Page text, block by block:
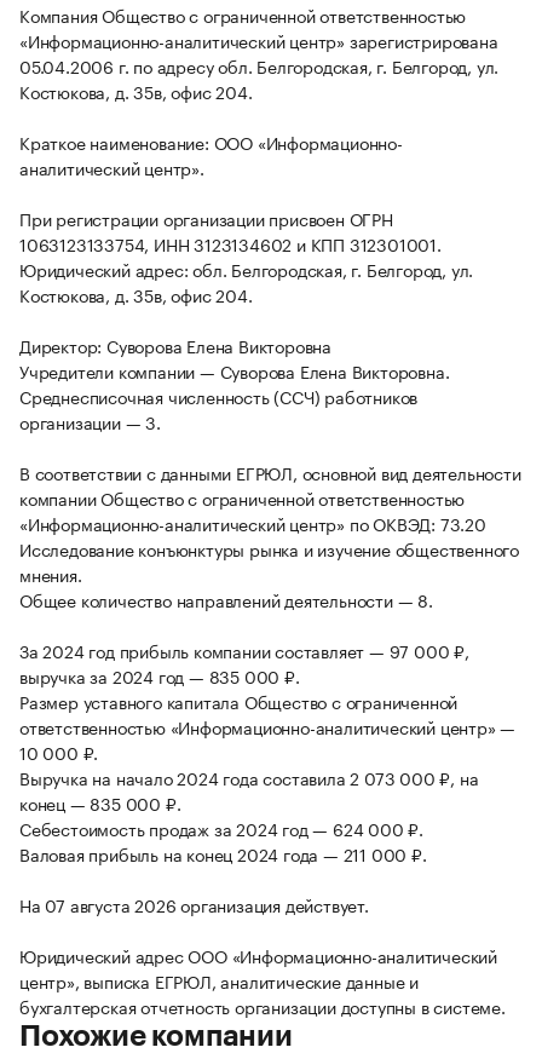
Компания Общество с ограниченной ответственностью
«Информационно-аналитический центр» зарегистрирована
05.04.2006 г. по адресу обл. Белгородская, г. Белгород, ул.
Костюкова, д. 35в, офис 204.
Краткое наименование: ООО «Информационно-
аналитический центр».
При регистрации организации присвоен ОГРН
1063123133754, ИНН 3123134602 и КПП 312301001.
Юридический адрес: обл. Белгородская, г. Белгород, ул.
Костюкова, д. 35в, офис 204.
Директор: Суворова Елена Викторовна
Учредители компании — Суворова Елена Викторовна.
Среднесписочная численность (ССЧ) работников
организации — 3.
В соответствии с данными ЕГРЮЛ, основной вид деятельности
компании Общество с ограниченной ответственностью
«Информационно-аналитический центр» по ОКВЭД: 73.20
Исследование конъюнктуры рынка и изучение общественного
мнения.
Общее количество направлений деятельности — 8.
За 2024 год прибыль компании составляет — 97 000 ₽,
выручка за 2024 год — 835 000 ₽.
Размер уставного капитала Общество с ограниченной
ответственностью «Информационно-аналитический центр» —
10 000 ₽.
Выручка на начало 2024 года составила 2 073 000 ₽, на
конец — 835 000 ₽.
Себестоимость продаж за 2024 год — 624 000 ₽.
Валовая прибыль на конец 2024 года — 211 000 ₽.
На 07 августа 2026 организация действует.
Юридический адрес ООО «Информационно-аналитический
центр», выписка ЕГРЮЛ, аналитические данные и
бухгалтерская отчетность организации доступны в системе.
Похожие компании